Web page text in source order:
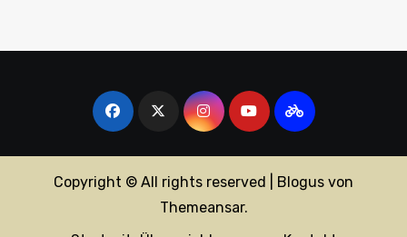
Copyright © All rights reserved Blogus von
Themeansar.